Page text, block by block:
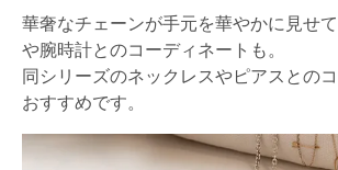
華奢なチェーンが手元を華やかに見せ
や腕時計とのコーディネートも。
同シリーズのネックレスやピアスとの
おすすめです。